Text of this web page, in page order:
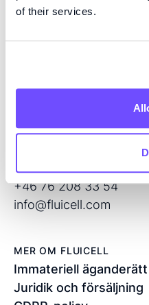
of their services.
Vi är pionjärer inom
Flöjelbergsgatan 8C
Sverige
+46 76 208 33 54
info@fluicell.com
MER OM FLUICELL
Immateriell äganderätt
Juridik och försäljning